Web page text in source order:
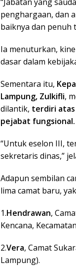
penghargaan, dan
baiknya dan penuh
Ia menuturkan,
dasar dalam
Sementara itu,
Lampung, Zulkifli,
dilantik, terdiri atas
pejabat fungsional.
“Untuk eselon III,
sekretaris dinas,”
Adapun sembilan
lima camat baru,
1.Hendrawan,
Kencana,
2.Vera, Camat
Lampung).